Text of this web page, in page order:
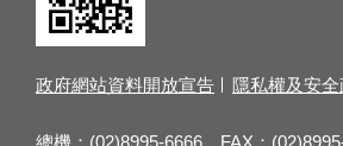
政府網站資料開放宣告 隱私權及安
總機：(02)8995-6666 FAX：